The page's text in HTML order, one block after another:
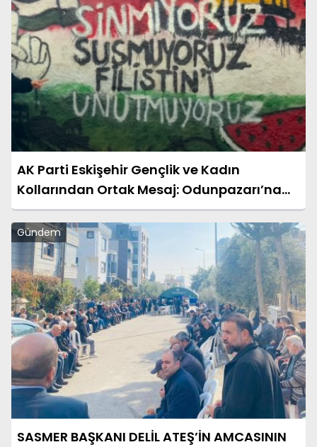
AK Parti Eskişehir Gençlik ve Kadın
Kollarından Ortak Mesaj: Odunpazarı’na
Filistin İmzası
Gündem
SASMER BAŞKANI DELİL ATEŞ’İN AMCASININ